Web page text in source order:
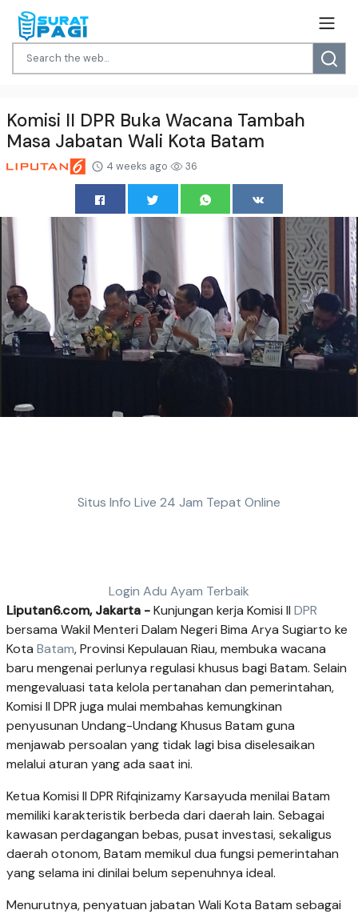
Komisi II DPR Buka Wacana Tambah
Masa Jabatan Wali Kota Batam
4 weeks ago 36
Situs Info Live 24 Jam Tepat Online
Login Adu Ayam Terbaik
Liputan6.com, Jakarta -Kunjungan kerja Komisi II DPR
bersama Wakil Menteri Dalam Negeri Bima Arya Sugiarto ke
Kota Batam, Provinsi Kepulauan Riau, membuka wacana
baru mengenai perlunya regulasi khusus bagi Batam. Selain
mengevaluasi tata kelola pertanahan dan pemerintahan,
Komisi II DPR juga mulai membahas kemungkinan
penyusunan Undang-Undang Khusus Batam guna
menjawab persoalan yang tidak lagi bisa diselesaikan
melalui aturan yang ada saat ini.
Ketua Komisi II DPR Rifqinizamy Karsayuda menilai Batam
memiliki karakteristik berbeda dari daerah lain. Sebagai
kawasan perdagangan bebas, pusat investasi, sekaligus
daerah otonom, Batam memikul dua fungsi pemerintahan
yang selama ini dinilai belum sepenuhnya ideal.
Menurutnya, penyatuan jabatan Wali Kota Batam sebagai